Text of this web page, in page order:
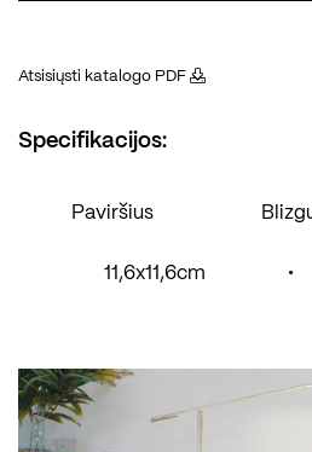
Atsisiųsti katalogo PDF
Specifikacijos:
Paviršius
11,6x11,6cm •